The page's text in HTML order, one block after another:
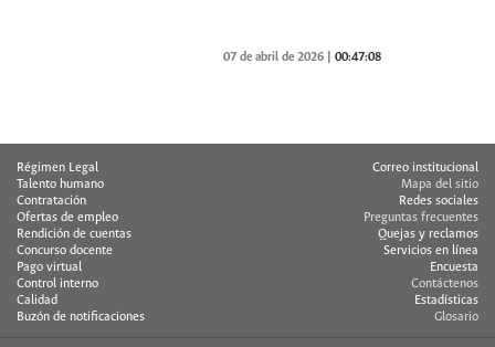
07 de abril de 2026 |00:47:08
Régimen Legal
Talento humano
Contratación
Ofertas de empleo
Rendición de cuentas
Concurso docente
Pago virtual
Control interno
Calidad
Buzón de notificaciones
Correo institucional
Mapa del sitio
Redes sociales
Preguntas frecuentes
Quejas y reclamos
Servicios en línea
Encuesta
Contáctenos
Estadísticas
Glosario